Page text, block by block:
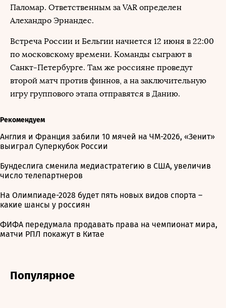
Паломар. Ответственным за VAR определен
Алехандро Эрнандес.
Встреча России и Бельгии начнется 12 июня в 22:00
по московскому времени. Команды сыграют в
Санкт-Петербурге. Там же россияне проведут
второй матч против финнов, а на заключительную
игру группового этапа отправятся в Данию.
Рекомендуем
Англия и Франция забили 10 мячей на ЧМ-2026, «Зенит»
выиграл Суперкубок России
Бундеслига сменила медиастратегию в США, увеличив
число телепартнеров
На Олимпиаде-2028 будет пять новых видов спорта –
какие шансы у россиян
ФИФА передумала продавать права на чемпионат мира,
матчи РПЛ покажут в Китае
Популярное